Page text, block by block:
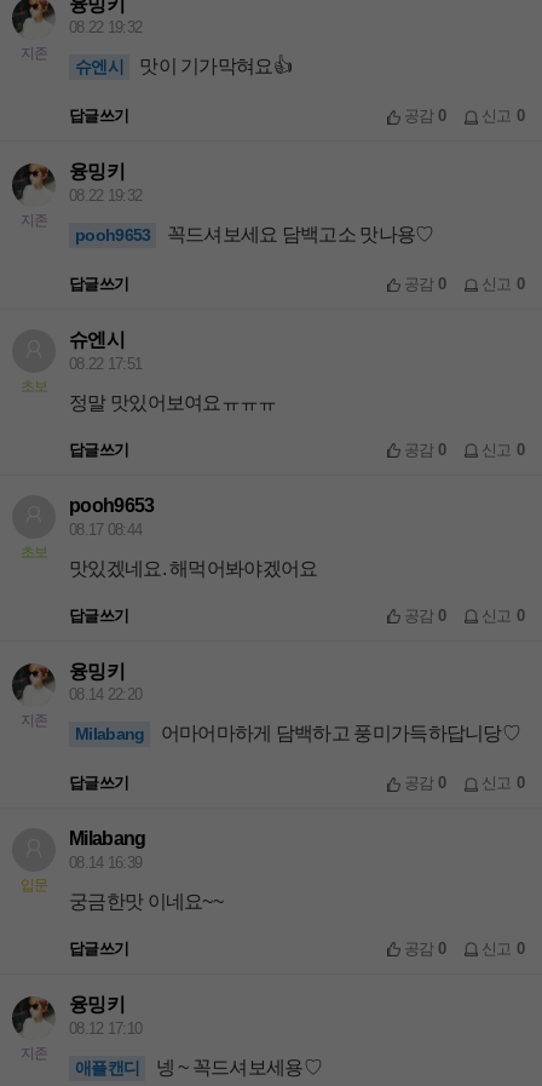
지존
08.22 19:32
슈엔시 맛이 기가막혀요👍
답글쓰기 공감0 신고 0
지존
융밍키
08.22 19:32
pooh9653 꼭드셔보세요 담백고소 맛나용♡
답글쓰기 공감0 신고 0
초보
슈엔시
08.22 17:51
정말 맛있어보여요ㅠㅠㅠ
답글쓰기 공감0 신고 0
초보
pooh9653
08.17 08:44
맛있겠네요. 해먹어봐야겠어요
답글쓰기 공감0 신고 0
지존
융밍키
08.14 22:20
Milabang 어마어마하게 담백하고 풍미가득하답니당♡
답글쓰기 공감0 신고 0
입문
Milabang
08.14 16:39
궁금한맛 이네요~~
답글쓰기 공감0 신고 0
지존
융밍키
08.12 17:10
애플캔디 넹 ~ 꼭드셔보세용♡